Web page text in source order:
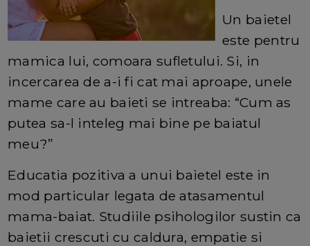
Un baietel
este pentru
mamica lui, comoara sufletului. Si, in
incercarea de a-i fi cat mai aproape, unele
mame care au baieti se intreaba: “Cum as
putea sa-l inteleg mai bine pe baiatul
meu?”
Educatia pozitiva a unui baietel este in
mod particular legata de atasamentul
mama-baiat. Studiile psihologilor sustin ca
baietii crescuti cu caldura, empatie si